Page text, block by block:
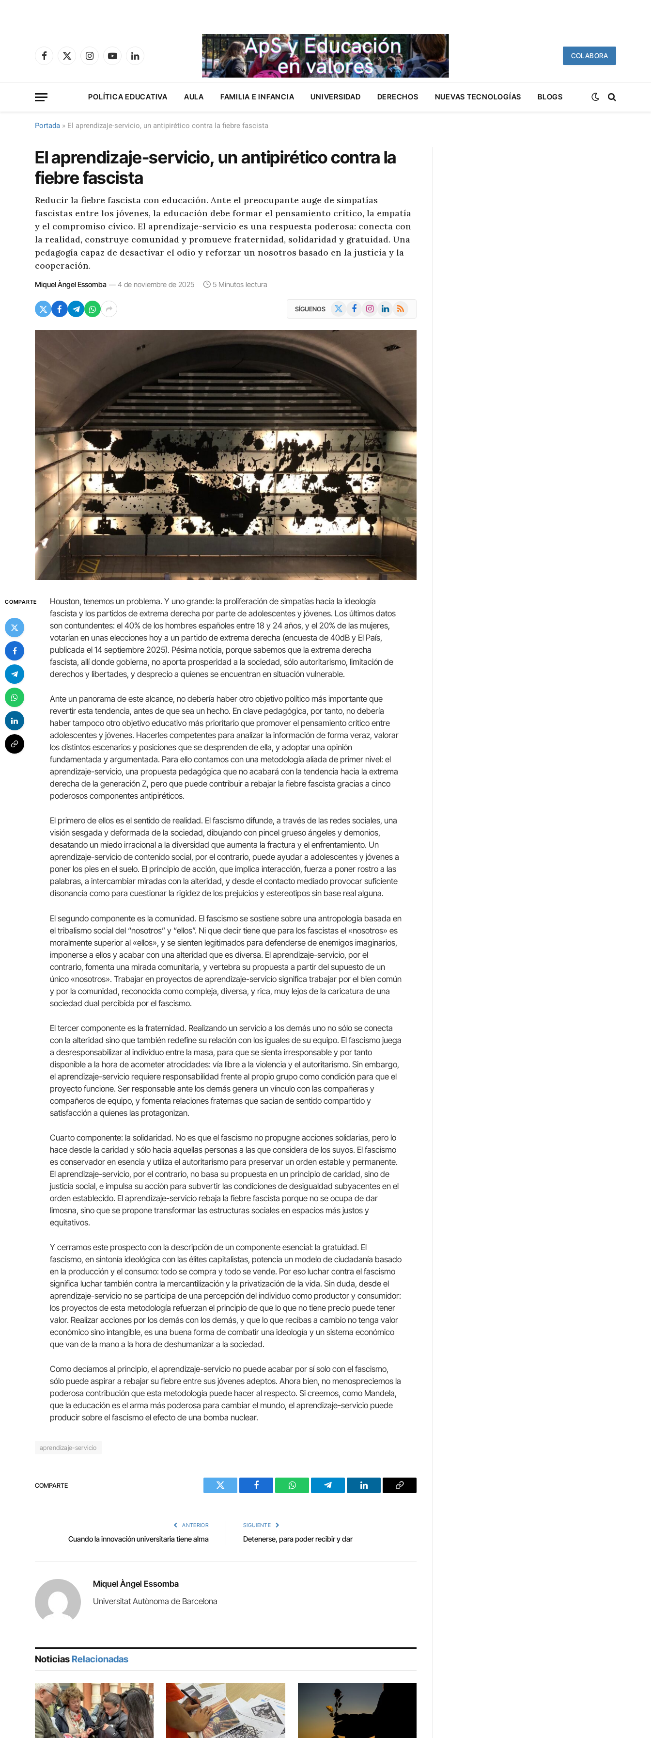
Facebook
X
InstagramYouTubeLinkedIn
COLABORA
POLÍTICA EDUCATIVA AULA FAMILIA E INFANCIA UNIVERSIDAD DERECHOS NUEVAS TECNOLOGÍAS BLOGS
Portada » El aprendizaje-servicio, un antipirético contra la fiebre fascista
El aprendizaje-servicio, un antipirético contra la
fiebre fascista
Reducir la fiebre fascista con educación. Ante el preocupante auge de simpatías
fascistas entre los jóvenes, la educación debe formar el pensamiento crítico, la empatía
y el compromiso cívico. El aprendizaje-servicio es una respuesta poderosa: conecta con
la realidad, construye comunidad y promueve fraternidad, solidaridad y gratuidad. Una
pedagogía capaz de desactivar el odio y reforzar un nosotros basado en la justicia y la
cooperación.
Miquel Àngel Essomba 4 de noviembre de 2025 5 Minutos lectura
SÍGUENOS FacebookInstagramLinkedIn
RSS
COMPARTE
Houston, tenemos un problema. Y uno grande: la proliferación de simpatías hacia la ideología
fascista y los partidos de extrema derecha por parte de adolescentes y jóvenes. Los últimos datos
son contundentes: el 40% de los hombres españoles entre 18 y 24 años, y el 20% de las mujeres,
votarían en unas elecciones hoy a un partido de extrema derecha (encuesta de 40dB y El País,
publicada el 14 septiembre 2025). Pésima noticia, porque sabemos que la extrema derecha
fascista, allí donde gobierna, no aporta prosperidad a la sociedad, sólo autoritarismo, limitación de
derechos y libertades, y desprecio a quienes se encuentran en situación vulnerable.
Ante un panorama de este alcance, no debería haber otro objetivo político más importante que
revertir esta tendencia, antes de que sea un hecho. En clave pedagógica, por tanto, no debería
haber tampoco otro objetivo educativo más prioritario que promover el pensamiento crítico entre
adolescentes y jóvenes. Hacerles competentes para analizar la información de forma veraz, valorar
los distintos escenarios y posiciones que se desprenden de ella, y adoptar una opinión
fundamentada y argumentada. Para ello contamos con una metodología aliada de primer nivel: el
aprendizaje-servicio, una propuesta pedagógica que no acabará con la tendencia hacia la extrema
derecha de la generación Z, pero que puede contribuir a rebajar la fiebre fascista gracias a cinco
poderosos componentes antipiréticos.
El primero de ellos es el sentido de realidad. El fascismo difunde, a través de las redes sociales, una
visión sesgada y deformada de la sociedad, dibujando con pincel grueso ángeles y demonios,
desatando un miedo irracional a la diversidad que aumenta la fractura y el enfrentamiento. Un
aprendizaje-servicio de contenido social, por el contrario, puede ayudar a adolescentes y jóvenes a
poner los pies en el suelo. El principio de acción, que implica interacción, fuerza a poner rostro a las
palabras, a intercambiar miradas con la alteridad, y desde el contacto mediado provocar suficiente
disonancia como para cuestionar la rigidez de los prejuicios y estereotipos sin base real alguna.
El segundo componente es la comunidad. El fascismo se sostiene sobre una antropología basada en
el tribalismo social del “nosotros” y “ellos”. Ni que decir tiene que para los fascistas el «nosotros» es
moralmente superior al «ellos», y se sienten legitimados para defenderse de enemigos imaginarios,
imponerse a ellos y acabar con una alteridad que es diversa. El aprendizaje-servicio, por el
contrario, fomenta una mirada comunitaria, y vertebra su propuesta a partir del supuesto de un
único «nosotros». Trabajar en proyectos de aprendizaje-servicio significa trabajar por el bien común
y por la comunidad, reconocida como compleja, diversa, y rica, muy lejos de la caricatura de una
sociedad dual percibida por el fascismo.
El tercer componente es la fraternidad. Realizando un servicio a los demás uno no sólo se conecta
con la alteridad sino que también redefine su relación con los iguales de su equipo. El fascismo juega
a desresponsabilizar al individuo entre la masa, para que se sienta irresponsable y por tanto
disponible a la hora de acometer atrocidades: vía libre a la violencia y el autoritarismo. Sin embargo,
el aprendizaje-servicio requiere responsabilidad frente al propio grupo como condición para que el
proyecto funcione. Ser responsable ante los demás genera un vínculo con las compañeras y
compañeros de equipo, y fomenta relaciones fraternas que sacian de sentido compartido y
satisfacción a quienes las protagonizan.
Cuarto componente: la solidaridad. No es que el fascismo no propugne acciones solidarias, pero lo
hace desde la caridad y sólo hacia aquellas personas a las que considera de los suyos. El fascismo
es conservador en esencia y utiliza el autoritarismo para preservar un orden estable y permanente.
El aprendizaje-servicio, por el contrario, no basa su propuesta en un principio de caridad, sino de
justicia social, e impulsa su acción para subvertir las condiciones de desigualdad subyacentes en el
orden establecido. El aprendizaje-servicio rebaja la fiebre fascista porque no se ocupa de dar
limosna, sino que se propone transformar las estructuras sociales en espacios más justos y
equitativos.
Y cerramos este prospecto con la descripción de un componente esencial: la gratuidad. El
fascismo, en sintonía ideológica con las élites capitalistas, potencia un modelo de ciudadanía basado
en la producción y el consumo: todo se compra y todo se vende. Por eso luchar contra el fascismo
significa luchar también contra la mercantilización y la privatización de la vida. Sin duda, desde el
aprendizaje-servicio no se participa de una percepción del individuo como productor y consumidor:
los proyectos de esta metodología refuerzan el principio de que lo que no tiene precio puede tener
valor. Realizar acciones por los demás con los demás, y que lo que recibas a cambio no tenga valor
económico sino intangible, es una buena forma de combatir una ideología y un sistema económico
que van de la mano a la hora de deshumanizar a la sociedad.
Como decíamos al principio, el aprendizaje-servicio no puede acabar por sí solo con el fascismo,
sólo puede aspirar a rebajar su fiebre entre sus jóvenes adeptos. Ahora bien, no menospreciemos la
poderosa contribución que esta metodología puede hacer al respecto. Si creemos, como Mandela,
que la educación es el arma más poderosa para cambiar el mundo, el aprendizaje-servicio puede
producir sobre el fascismo el efecto de una bomba nuclear.
aprendizaje-servicio
COMPARTE
Twitter Facebook WhatsAppTelegram LinkedIn Copy
ANTERIOR
Cuando la innovación universitaria tiene alma
SIGUIENTE
Detenerse, para poder recibir y dar
Miquel Àngel Essomba
Universitat Autònoma de Barcelona
Noticias Relacionadas